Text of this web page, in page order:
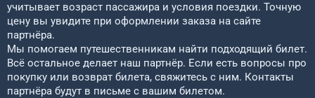
учитывает возраст пассажира и условия поездки. Точную
цену вы увидите при оформлении заказа на сайте
партнёра.
Мы помогаем путешественникам найти подходящий билет.
Всё остальное делает наш партнёр. Если есть вопросы про
покупку или возврат билета, свяжитесь с ним. Контакты
партнёра будут в письме с вашим билетом.